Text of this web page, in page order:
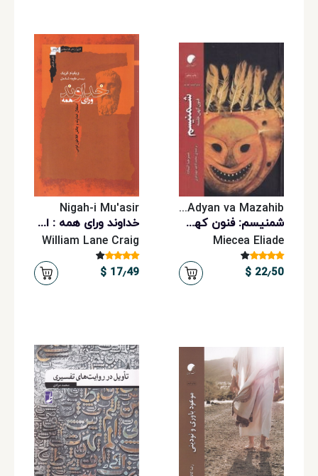
Danishgah-i Adyan va Mazahib
شمنیسم: فنون کهن خلسه
Miecea Eliade
22٫50 $
Nigah-i Mu'asir
خداوند ورای همه : استقلال خداوند و چالش افلاطون‌گرایی
William Lane Craig
17٫49 $